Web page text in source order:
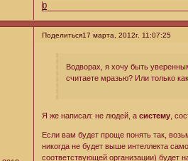
0
Поделиться17 марта, 2012г. 11:07:25
Водворах, я хочу быть
считаете мразью? Или только
Я же написал: не людей, асистему,
Если вам будет проще понять так,
никогда не будет выше интеллекта
соответствующей организации) будет